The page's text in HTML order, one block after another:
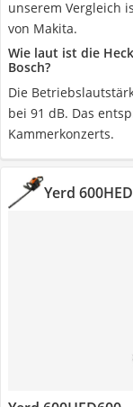
unserem Vergleich
von Makita.
Wie laut ist die
Bosch?
Die
bei 91 dB. Das
Kammerkonzerts.
Yerd